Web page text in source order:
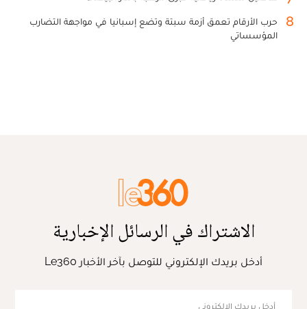
8
حرب الأرقام تعمق أزمة سبتة وتضع إسبانيا في مواجهة التضارب
المؤسساتي
الاشتراك في الرسائل الإخبارية
أدخل بريدك الإلكتروني للتوصل بآخر الأخبار Le360